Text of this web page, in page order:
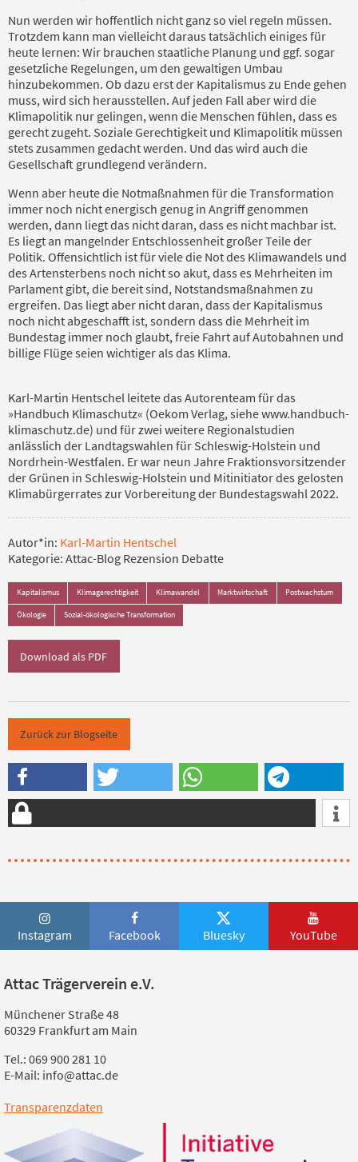
Nun werden wir hoffentlich nicht ganz so viel regeln müssen.
Trotzdem kann man vielleicht daraus tatsächlich einiges für
heute lernen: Wir brauchen staatliche Planung und ggf. sogar
gesetzliche Regelungen, um den gewaltigen Umbau
hinzubekommen. Ob dazu erst der Kapitalismus zu Ende gehen
muss, wird sich herausstellen. Auf jeden Fall aber wird die
Klimapolitik nur gelingen, wenn die Menschen fühlen, dass es
gerecht zugeht. Soziale Gerechtigkeit und Klimapolitik müssen
stets zusammen gedacht werden. Und das wird auch die
Gesellschaft grundlegend verändern.
Wenn aber heute die Notmaßnahmen für die Transformation
immer noch nicht energisch genug in Angriff genommen
werden, dann liegt das nicht daran, dass es nicht machbar ist.
Es liegt an mangelnder Entschlossenheit großer Teile der
Politik. Offensichtlich ist für viele die Not des Klimawandels und
des Artensterbens noch nicht so akut, dass es Mehrheiten im
Parlament gibt, die bereit sind, Notstandsmaßnahmen zu
ergreifen. Das liegt aber nicht daran, dass der Kapitalismus
noch nicht abgeschafft ist, sondern dass die Mehrheit im
Bundestag immer noch glaubt, freie Fahrt auf Autobahnen und
billige Flüge seien wichtiger als das Klima.
Karl-Martin Hentschel leitete das Autorenteam für das
»Handbuch Klimaschutz« (Oekom Verlag, siehe www.handbuch-
klimaschutz.de) und für zwei weitere Regionalstudien
anlässlich der Landtagswahlen für Schleswig-Holstein und
Nordrhein-Westfalen. Er war neun Jahre Fraktionsvorsitzender
der Grünen in Schleswig-Holstein und Mitinitiator des gelosten
Klimabürgerrates zur Vorbereitung der Bundestagswahl 2022.
Autor*in: Karl-Martin Hentschel
Kategorie: Attac-Blog Rezension Debatte
Kapitalismus Klimagerechtigkeit Klimawandel Marktwirtschaft Postwachstum
Ökologie Sozial-ökologische Transformation
Download als PDF
Zurück zur Blogseite
Instagram Facebook Bluesky YouTube
Attac Trägerverein e.V.
Münchener Straße 48
60329 Frankfurt am Main
Tel.: 069 900 281 10
E-Mail: info@attac.de
Transparenzdaten